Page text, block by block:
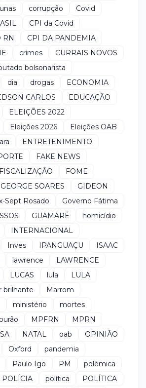
corrupção
Covid
CPI da Covid
RN
CPI DA PANDEMIA
crimes
CURRAIS NOVOS
bolsonarista
dia drogas
ECONOMIA
CARLOS
EDUCAÇÃO
ELEIÇÕES 2022
Eleições 2026
Eleições OAB
ENTRETENIMENTO
FAKE NEWS
FISCALIZAÇÃO
FOME
GEORGE SOARES
GIDEON
Sept Rosado
Governo Fátima
GUAMARÉ
homicídio
INTERNACIONAL
Inves IPANGUAÇU
ISAAC
lawrence
LAWRENCE
LUCAS lula
LULA
brilhante
Marrom
ministério
mortes
MPFRN
MPRN
NATAL oab
OPINIÃO
Oxford
pandemia
Paulo Igo PM
polêmica
POLÍCIA política
POLÍTICA